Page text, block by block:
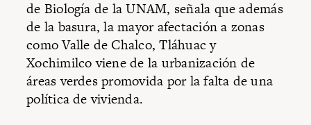
de Biología de la UNAM, señala que además
de la basura, la mayor afectación a zonas
como Valle de Chalco, Tláhuac y
Xochimilco viene de la urbanización de
áreas verdes promovida por la falta de una
política de vivienda.